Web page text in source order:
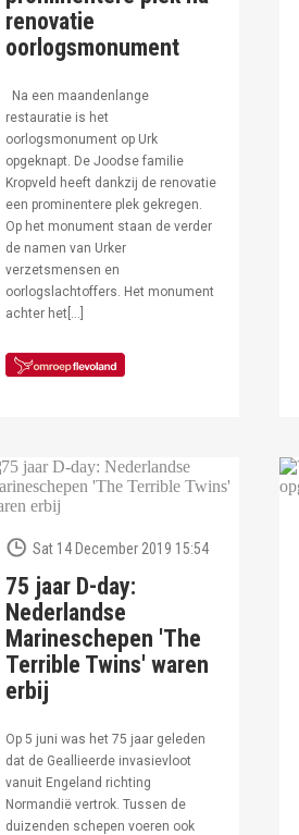
renovatie
oorlogsmonument
Na een maandenlange
restauratie is het
oorlogsmonument op Urk
opgeknapt. De Joodse familie
Kropveld heeft dankzij de renovatie
een prominentere plek gekregen.
Op het monument staan de verder
de namen van Urker
verzetsmensen en
oorlogslachtoffers. Het monument
achter het[…]
Sat 14 December 2019 15:54
75 jaar D-day:
Nederlandse
Marineschepen 'The
Terrible Twins' waren
erbij
Op 5 juni was het 75 jaar geleden
dat de Geallieerde invasievloot
vanuit Engeland richting
Normandië vertrok. Tussen de
duizenden schepen voeren ook